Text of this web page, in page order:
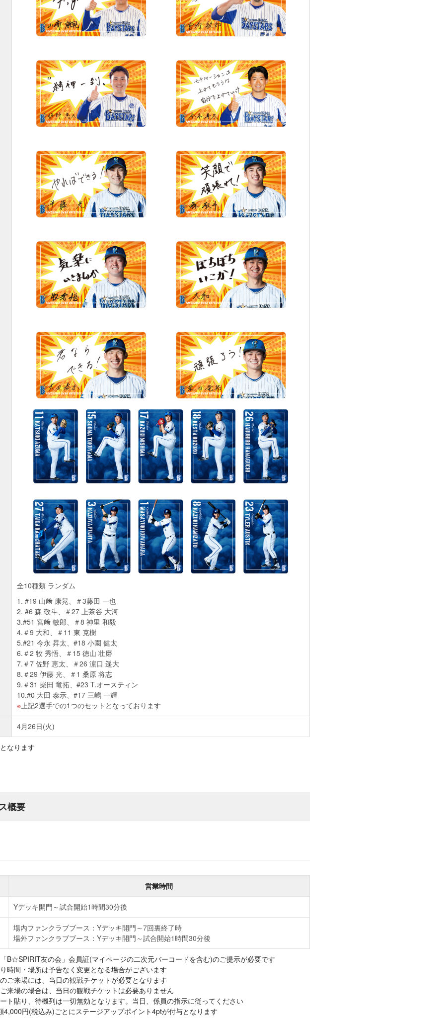
全10種類 ランダム
1. #19 山﨑 康晃、＃3藤田 一也
2. #6 森 敬斗、＃27 上茶谷 大河
3.#51 宮﨑 敏郎、＃8 神里 和毅
4.＃9 大和、＃11 東 克樹
5.#21 今永 昇太、#18 小園 健太
6.＃2 牧 秀悟、＃15 徳山 壮磨
7.＃7 佐野 恵太、＃26 濵口 遥大
8.＃29 伊藤 光、＃1 桑原 将志
9.＃31 柴田 竜拓、#23 T.オースティン
10.#0 大田 泰示、#17 三嶋 一輝
上記2選手での1つのセットとなっております
4月26日(火)
なります
概要
営業時間
Yデッキ開門～試合開始1時間30分後
場内ファンクラブブース：Yデッキ開門～7回裏終了時
場外ファンクラブブース：Yデッキ開門～試合開始1時間30分後
B☆SPIRIT友の会」会員証(マイページの二次元バーコードを含む)のご提示が必要です
時間・場所は予告なく変更となる場合がございます
ご来場には、当日の観戦チケットが必要となります
来場の場合は、当日の観戦チケットは必要ありません
ト貼り、待機列は一切無効となります。当日、係員の指示に従ってください
4,000円(税込み)ごとにステージアップポイント4ptが付与となります